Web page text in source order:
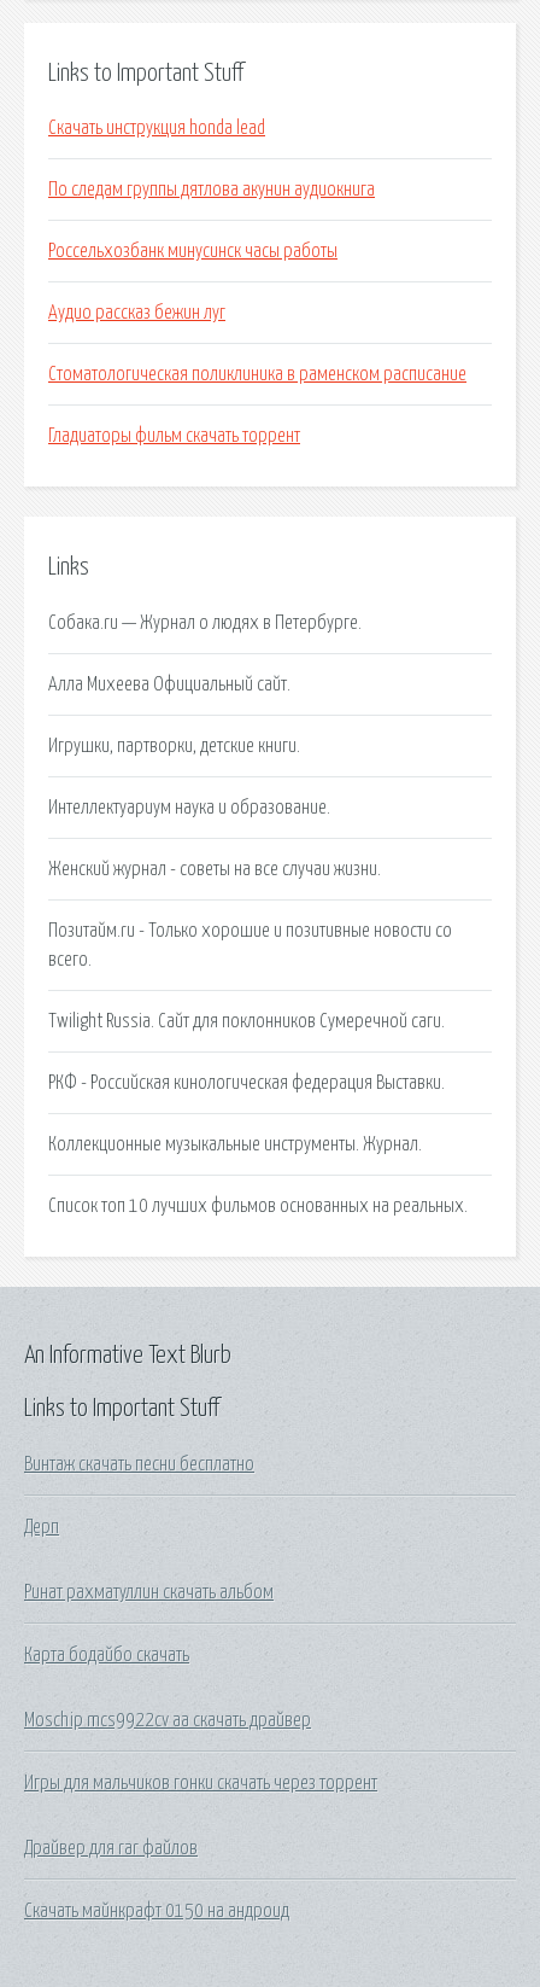
Links to Important Stuff
Скачать инструкция honda lead
По следам группы дятлова акунин аудиокнига
Россельхозбанк минусинск часы работы
Аудио рассказ бежин луг
Стоматологическая поликлиника в раменском расписание
Гладиаторы фильм скачать торрент
Links
Собака.ru — Журнал о людях в Петербурге.
Алла Михеева Официальный сайт.
Игрушки, партворки, детские книги.
Интеллектуариум наука и образование.
Женский журнал - советы на все случаи жизни.
Позитайм.ru - Только хорошие и позитивные новости со
всего.
Twilight Russia. Сайт для поклонников Сумеречной саги.
РКФ - Российская кинологическая федерация Выставки.
Коллекционные музыкальные инструменты. Журнал.
Список топ 10 лучших фильмов основанных на реальных.
Links to Important Stuff
Винтаж скачать песни бесплатно
Дерп
Ринат рахматуллин скачать альбом
Карта бодайбо скачать
Moschip mcs9922cv aa скачать драйвер
Игры для мальчиков гонки скачать через торрент
Драйвер для rar файлов
Скачать майнкрафт 0150 на андроид
An Informative Text Blurb